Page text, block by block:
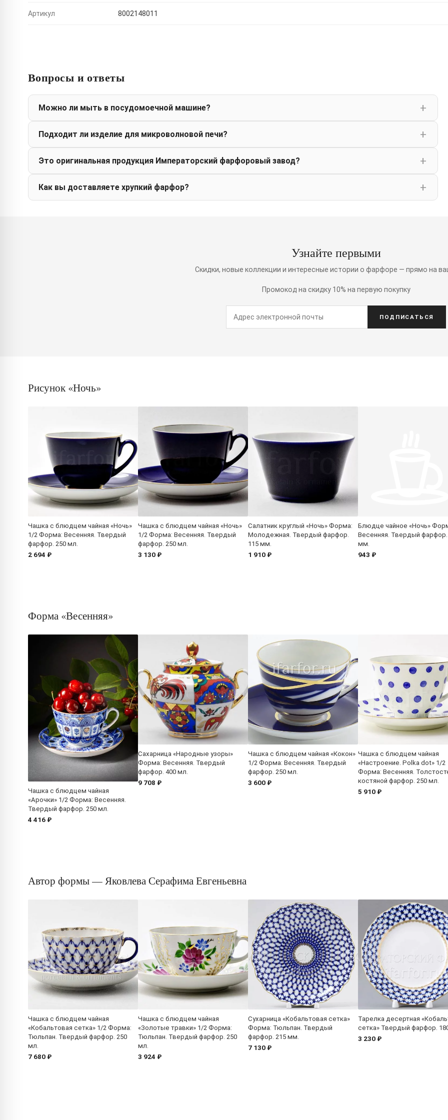
Артикул 8002148011
Вопросы и ответы
Можно ли мыть в посудомоечной машине?
Подходит ли изделие для микроволновой печи?
Это оригинальная продукция Императорский фарфоровый завод?
Как вы доставляете хрупкий фарфор?
Узнайте первыми
Скидки, новые коллекции и интересные истории о фарфоре — прямо на
Промокод на скидку 10% на первую покупку
ПОДПИСАТЬСЯ
Рисунок «Ночь»
Чашка с блюдцем чайная «Ночь»
1/2 Форма: Весенняя. Твердый
фарфор. 250 мл.
2 694 ₽
Чашка с блюдцем чайная «Ночь»
1/2 Форма: Весенняя. Твердый
фарфор. 250 мл.
3 130 ₽
Салатник круглый «Ночь» Форма:
Молодежная. Твердый фарфор.
115 мм.
1 910 ₽
Блюдце чайное «Ночь»
Весенняя. Твердый фарфор.
мм.
943 ₽
Форма «Весенняя»
Чашка с блюдцем чайная
«Арочки» 1/2 Форма: Весенняя.
Твердый фарфор. 250 мл.
4 416 ₽
Сахарница «Народные узоры»
Форма: Весенняя. Твердый
фарфор. 400 мл.
9 708 ₽
Чашка с блюдцем чайная «Кокон»
1/2 Форма: Весенняя. Твердый
фарфор. 250 мл.
3 600 ₽
Чашка с блюдцем чайная
«Настроение. Polka dot» 1/2
Форма: Весенняя.
костяной фарфор. 250 мл.
5 910 ₽
Автор формы — Яковлева Серафима Евгеньевна
Чашка с блюдцем чайная
«Кобальтовая сетка» 1/2 Форма:
Тюльпан. Твердый фарфор. 250
мл.
7 680 ₽
Чашка с блюдцем чайная
«Золотые травки» 1/2 Форма:
Тюльпан. Твердый фарфор. 250
мл.
3 924 ₽
Сухарница «Кобальтовая сетка»
Форма: Тюльпан. Твердый
фарфор. 215 мм.
7 130 ₽
Тарелка десертная
сетка» Твердый фарфор.
3 230 ₽